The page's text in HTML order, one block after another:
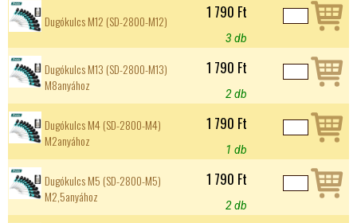
Dugókulcs M12 (SD-2800-M12) 1 790 Ft
3 db
Dugókulcs M13 (SD-2800-M13)
M8anyához
1 790 Ft
2 db
Dugókulcs M4 (SD-2800-M4)
M2anyához
1 790 Ft
1 db
Dugókulcs M5 (SD-2800-M5)
M2,5anyához
1 790 Ft
2 db